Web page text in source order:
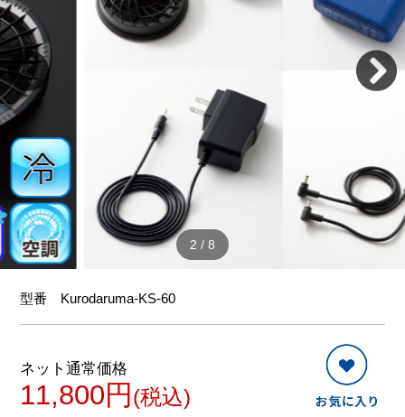
2 / 8
型番 Kurodaruma-KS-60
ネット通常価格
11,800円 (税込)